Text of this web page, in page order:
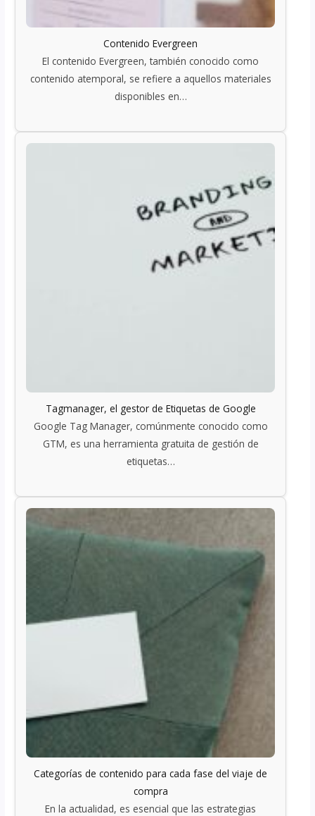
Contenido Evergreen
El contenido Evergreen, también conocido como
contenido atemporal, se refiere a aquellos materiales
disponibles en…
Tagmanager, el gestor de Etiquetas de Google
Google Tag Manager, comúnmente conocido como
GTM, es una herramienta gratuita de gestión de
etiquetas…
Categorías de contenido para cada fase del viaje de
compra
En la actualidad, es esencial que las estrategias